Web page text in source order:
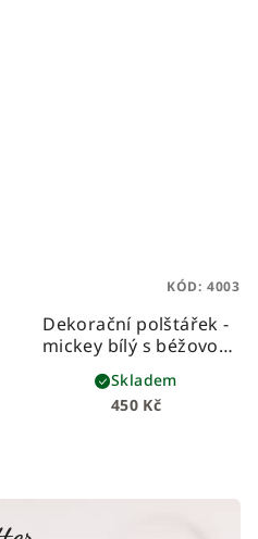
Dekorační polštářek -
mickey bílý s béžovou
450 Kč
Skladem
KÓD: 4003